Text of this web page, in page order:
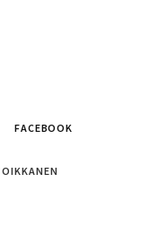
FACEBOOK